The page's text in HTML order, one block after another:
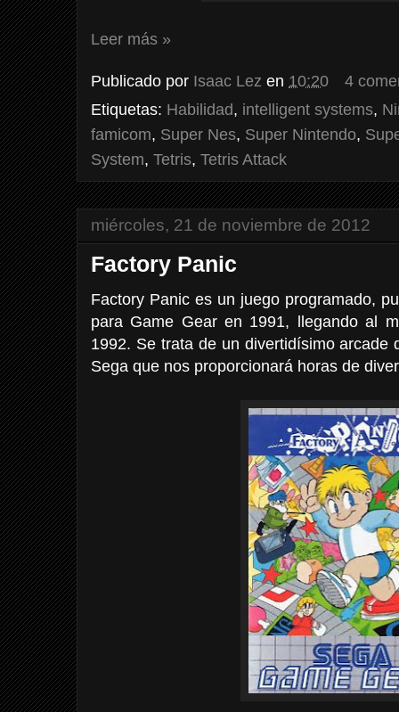
Leer más »
Publicado por Isaac Lez en 10:20
4
Etiquetas: Habilidad, intelligent systems,
famicom, Super Nes, Super Nintendo,
System, Tetris, Tetris Attack
miércoles, 21 de noviembre de 2012
Factory Panic
Factory Panic es un juego programado,
para Game Gear en 1991, llegando al
1992. Se trata de un divertidísimo arcade
Sega que nos proporcionará horas de